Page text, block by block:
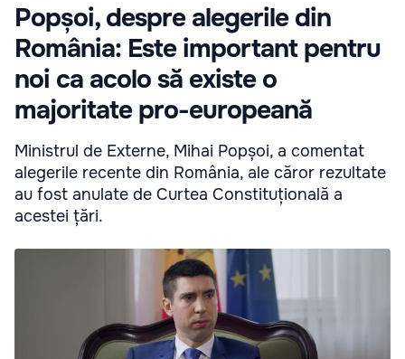
Popșoi, despre alegerile din
România: Este important pentru
noi ca acolo să existe o
majoritate pro-europeană
Ministrul de Externe, Mihai Popșoi, a comentat
alegerile recente din România, ale căror rezultate
au fost anulate de Curtea Constituțională a
acestei țări.